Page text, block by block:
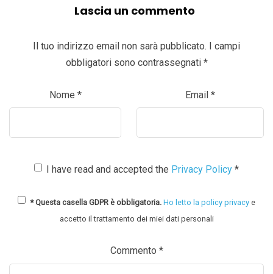
Lascia un commento
Il tuo indirizzo email non sarà pubblicato. I campi
obbligatori sono contrassegnati *
Nome * Email *
I have read and accepted the Privacy Policy *
* Questa casella GDPR è obbligatoria. Ho letto la policy privacy e
accetto il trattamento dei miei dati personali
Commento *